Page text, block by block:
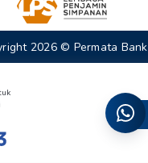
2026 © Permata Bank